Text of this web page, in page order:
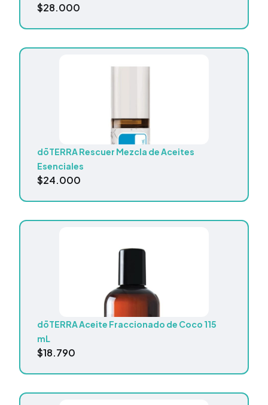
$28.000
dōTERRA Rescuer Mezcla de Aceites
Esenciales
$24.000
dōTERRA Aceite Fraccionado de Coco 115
mL
$18.790